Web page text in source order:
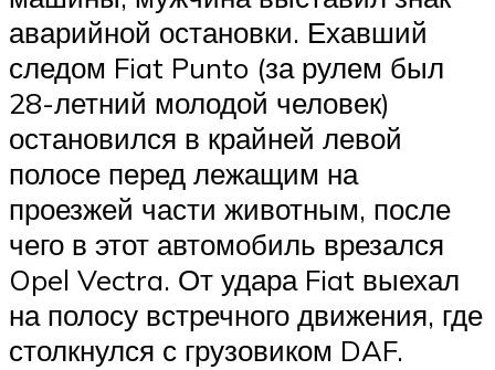
аварийной остановки. Ехавший
следом Fiat Punto (за рулем был
28-летний молодой человек)
остановился в крайней левой
полосе перед лежащим на
проезжей части животным, после
чего в этот автомобиль врезался
Opel Vectra. От удара Fiat выехал
на полосу встречного движения, где
столкнулся с грузовиком DAF.